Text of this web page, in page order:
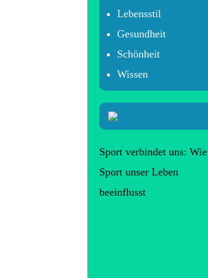
Lebensstil
Gesundheit
Schönheit
Wissen
Sport verbindet uns: Wie
Sport unser Leben
beeinflusst